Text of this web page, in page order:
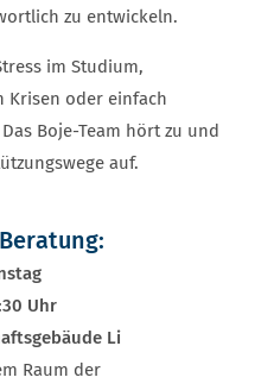
zu entwickeln.
im Studium,
Krisen oder einfach
Boje-Team hört zu und
auf.
Uhr
Li
Raum der